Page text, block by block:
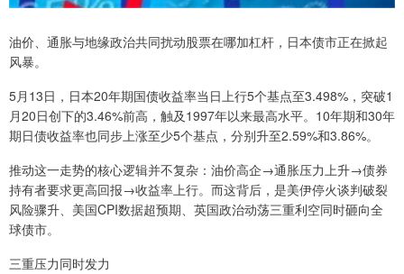
油价、通胀与地缘政治共同扰动股票在哪加杠杆，日本债市正在掀起
风暴。
5月13日，日本20年期国债收益率当日上行5个基点至3.498%，突破1
月20日创下的3.46%前高，触及1997年以来最高水平。10年期和30年
期日债收益率也同步上涨至少5个基点，分别升至2.59%和3.86%。
推动这一走势的核心逻辑并不复杂：油价高企→通胀压力上升→债券
持有者要求更高回报→收益率上行。而这背后，是美伊停火谈判破裂
风险骤升、美国CPI数据超预期、英国政治动荡三重利空同时砸向全
球债市。
三重压力同时发力